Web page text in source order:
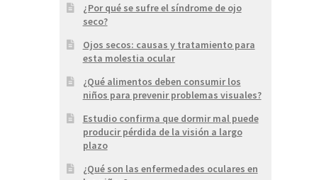
¿Por qué se sufre el síndrome de ojo
seco?
Ojos secos: causas y tratamiento para
esta molestia ocular
¿Qué alimentos deben consumir los
niños para prevenir problemas visuales?
Estudio confirma que dormir mal puede
producir pérdida de la visión a largo
plazo
¿Qué son las enfermedades oculares en